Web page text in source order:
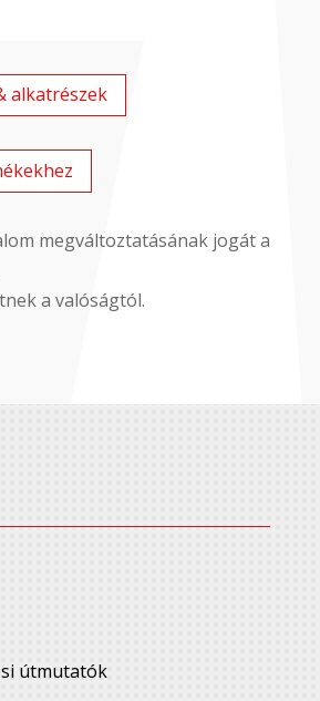
alkatrészek
megváltoztatásának jogát a
a valóságtól.
útmutatók